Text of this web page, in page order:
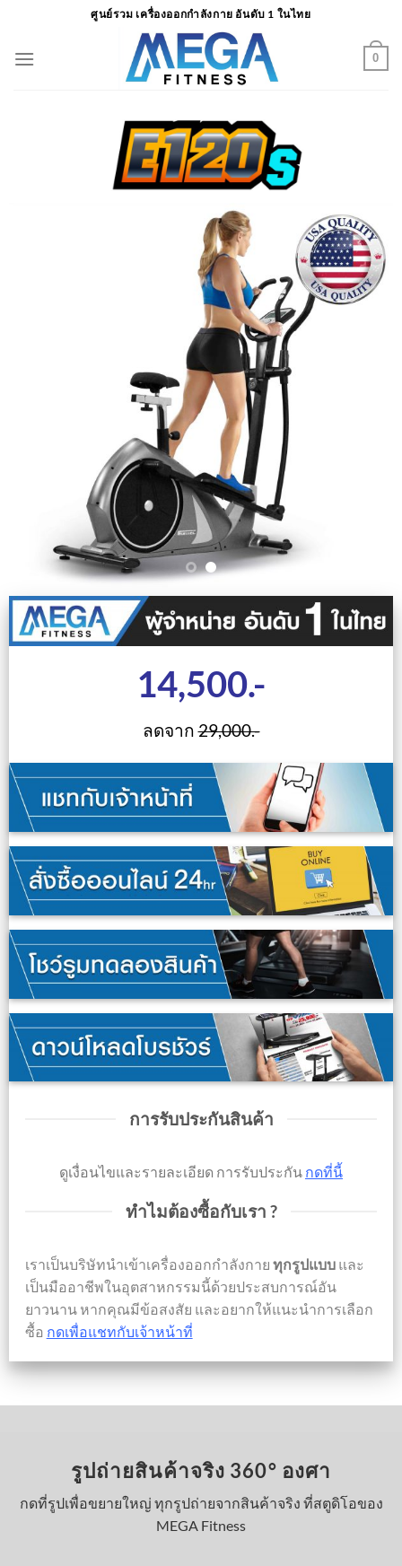
ศูนย์รวม เครื่องออกกำลังกาย อันดับ 1 ในไทย
0
14,500.-
ลดจาก29,000.-
การรับประกันสินค้า
ดูเงื่อนไขและรายละเอียด การรับประกัน กดที่นี้
ทำไมต้องซื้อกับเรา ?
เราเป็นบริษัทนำเข้าเครื่องออกกำลังกาย ทุกรูปแบบ และ
เป็นมืออาชีพในอุตสาหกรรมนี้ด้วยประสบการณ์อัน
ยาวนาน หากคุณมีข้อสงสัย และอยากให้แนะนำการเลือก
ซื้อ กดเพื่อแชทกับเจ้าหน้าที่
รูปถ่ายสินค้าจริง 360° องศา
กดที่รูปเพื่อขยายใหญ่ ทุกรูปถ่ายจากสินค้าจริง ที่สตูดิโอของ
MEGA Fitness